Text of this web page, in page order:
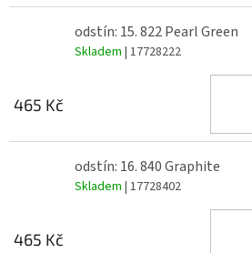
odstín: 15. 822 Pearl Green
Skladem | 17728222
465 Kč
odstín: 16. 840 Graphite
Skladem | 17728402
465 Kč